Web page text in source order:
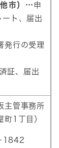
他市）… 申
ート、届出
発行の受理
証、届出
主管事務所
町1丁目）
1842